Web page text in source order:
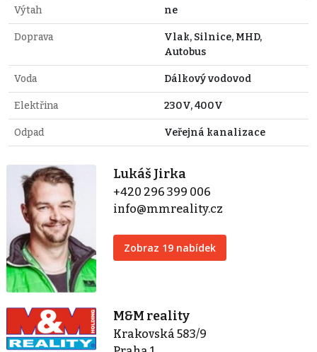
Výtah ne
Doprava
Vlak, Silnice, MHD,
Autobus
Voda Dálkový vodovod
Elektřina 230V, 400V
Odpad Veřejná kanalizace
Lukáš Jirka
+420 296 399 006
info@mmreality.cz
Zobraz 19 nabídek
M&M reality
Krakovská 583/9